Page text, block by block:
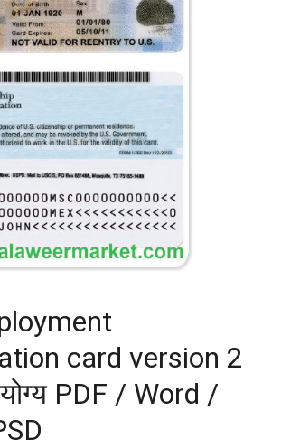
card version 2
PDF / Word /